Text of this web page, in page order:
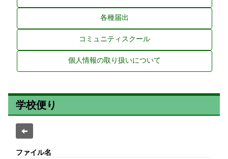
各種届出
コミュニティスクール
個人情報の取り扱いについて
学校便り
ファイル名